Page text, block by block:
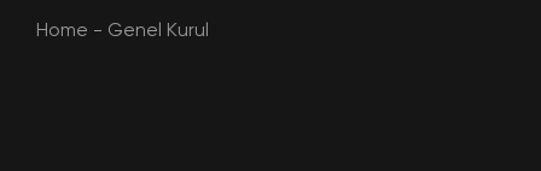
Home - Genel Kurul